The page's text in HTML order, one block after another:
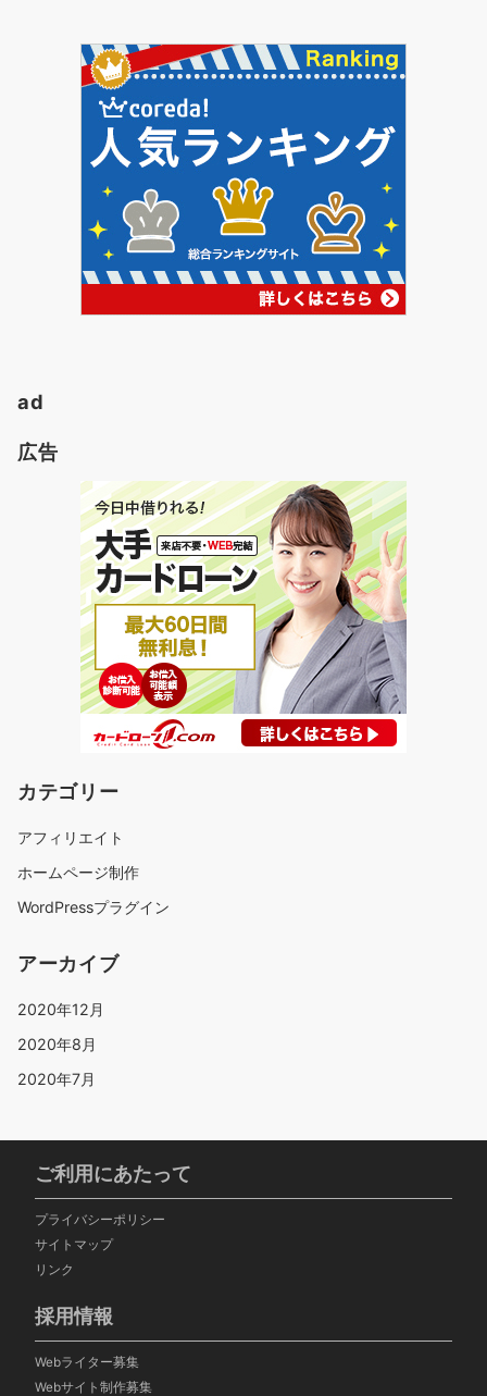
ad
広告
カテゴリー
アフィリエイト
ホームページ制作
WordPressプラグイン
アーカイブ
2020年12月
2020年8月
2020年7月
ご利用にあたって
プライバシーポリシー
サイトマップ
リンク
採用情報
Webライター募集
Webサイト制作募集